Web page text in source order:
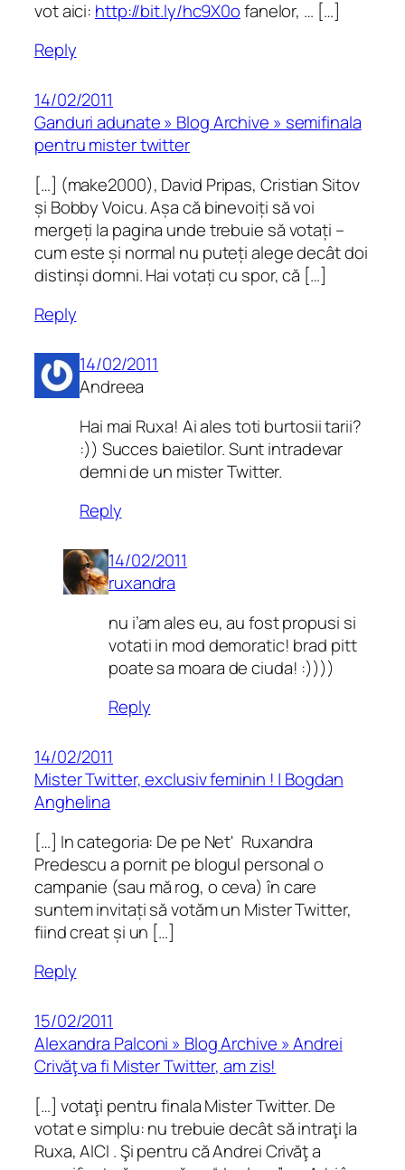
vot aici: http://bit.ly/hc9X0ofanelor, … […]
Reply
14/02/2011
Ganduri adunate » Blog Archive » semifinala
pentru mister twitter
[…] (make2000), David Pripas, Cristian Sitov
și Bobby Voicu. Așa că binevoiți să voi
mergeți la pagina unde trebuie să votați –
cum este și normal nu puteți alege decât doi
distinși domni. Hai votați cu spor, că […]
Reply
14/02/2011
Andreea
Hai mai Ruxa! Ai ales toti burtosii tarii?
:)) Succes baietilor. Sunt intradevar
demni de un mister Twitter.
Reply
14/02/2011
ruxandra
nu i’am ales eu, au fost propusi si
votati in mod demoratic! brad pitt
poate sa moara de ciuda! :))))
Reply
14/02/2011
Mister Twitter, exclusiv feminin ! | Bogdan
Anghelina
[…] In categoria: De pe Net' Ruxandra
Predescu a pornit pe blogul personal o
campanie (sau mă rog, o ceva) în care
suntem invitați să votăm un Mister Twitter,
fiind creat și un […]
Reply
15/02/2011
Alexandra Palconi » Blog Archive » Andrei
Crivăţ va fi Mister Twitter, am zis!
[…] votaţi pentru finala Mister Twitter. De
votat e simplu: nu trebuie decât să intraţi la
Ruxa, AICI . Şi pentru că Andrei Crivăţ a